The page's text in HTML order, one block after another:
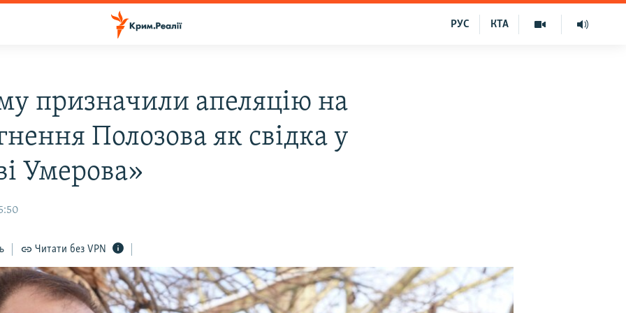
КТА
РУС
призначили апеляцію на
Полозова як свідка у
Умерова»
Читати без VPN